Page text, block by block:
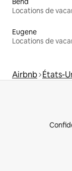
Locations de
Eugene
Locations de
Airbnb États-